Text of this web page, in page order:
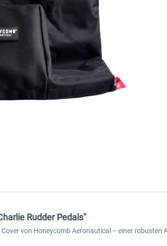
Rudder Pedals"
von Honeycomb Aeronautical – einer robusten